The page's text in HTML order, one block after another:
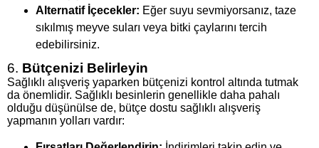
Alternatif İçecekler: Eğer suyu sevmiyorsanız, taze
sıkılmış meyve suları veya bitki çaylarını tercih
edebilirsiniz.
6. Bütçenizi Belirleyin
Sağlıklı alışveriş yaparken bütçenizi kontrol altında tutmak
da önemlidir. Sağlıklı besinlerin genellikle daha pahalı
olduğu düşünülse de, bütçe dostu sağlıklı alışveriş
yapmanın yolları vardır: